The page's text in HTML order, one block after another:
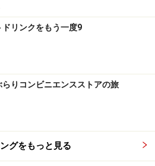
香りも豊か！ 「お店で
ィナンシェ」
食感は軽いですが、食べごたえ
実は筆者が一番気になっていた
ドリンクをもう一度9
らりコンビニエンスストアの旅
グをもっと見る